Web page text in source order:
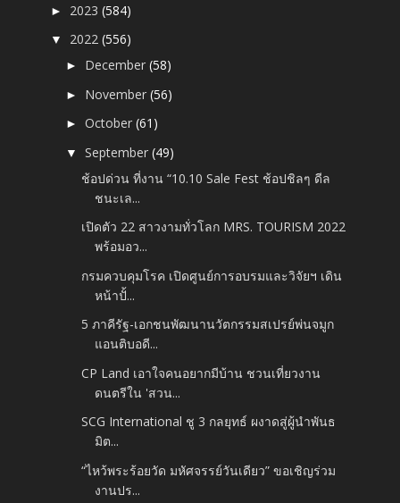
► 2023(584)
▼ 2022(556)
► December(58)
► November(56)
►October(61)
▼September(49)
ช้อปด่วน ที่งาน “10.10 Sale Fest ช้อปชิลๆ ดีล
ชนะเล...
เปิดตัว 22 สาวงามทั่วโลก MRS. TOURISM 2022
พร้อมอว...
กรมควบคุมโรค เปิดศูนย์การอบรมและวิจัยฯ เดิน
หน้าปั้...
5 ภาคีรัฐ-เอกชนพัฒนานวัตกรรมสเปรย์พ่นจมูก
แอนติบอดี...
CP Land เอาใจคนอยากมีบ้าน ชวนเที่ยวงาน
ดนตรีใน 'สวน...
SCG International ชู 3 กลยุทธ์ ผงาดสู่ผู้นำพันธ
มิต...
“ไหว้พระร้อยวัด มหัศจรรย์วันเดียว” ขอเชิญร่วม
งานปร...